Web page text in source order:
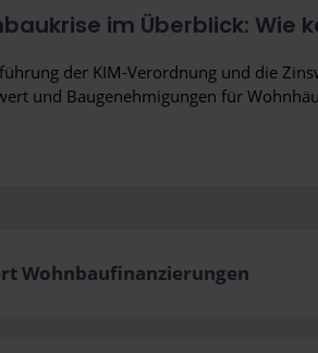
im Überblick: Wie
der KIM-Verordnung und die
und Baugenehmigungen für
Wohnbaufinanzierungen